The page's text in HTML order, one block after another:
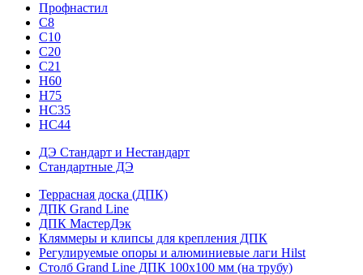
Профнастил
С8
С10
С20
С21
H60
H75
HС35
НС44
ДЭ Стандарт и Нестандарт
Стандартные ДЭ
Террасная доска (ДПК)
ДПК Grand Line
ДПК МастерДэк
Кляммеры и клипсы для крепления ДПК
Регулируемые опоры и алюминиевые лаги Hilst
Столб Grand Line ДПК 100х100 мм (на трубу)